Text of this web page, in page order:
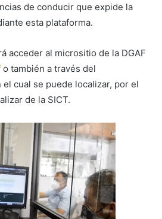
de conducir que expide la
esta plataforma.
acceder al micrositio de la DGAF
o también a través del
el cual se puede localizar, por el
de la SICT.